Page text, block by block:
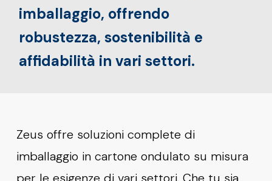
imballaggio, offrendo
robustezza, sostenibilità e
affidabilità in vari settori.
Zeus offre soluzioni complete di
imballaggio in cartone ondulato su misura